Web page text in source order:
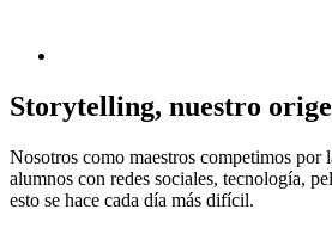
Storytelling, nuestro
Nosotros como maestros competimos por
alumnos con redes sociales, tecnología,
esto se hace cada día más difícil.